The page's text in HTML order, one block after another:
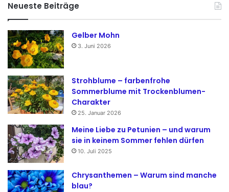
Neueste Beiträge
Gelber Mohn
3. Juni 2026
Strohblume – farbenfrohe
Sommerblume mit Trockenblumen-
Charakter
25. Januar 2026
Meine Liebe zu Petunien – und warum
sie in keinem Sommer fehlen dürfen
10. Juli 2025
Chrysanthemen – Warum sind manche
blau?